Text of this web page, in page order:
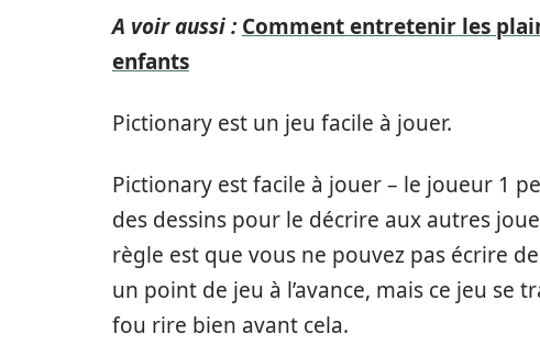
A voir aussi : Comment entretenir les
enfants
Pictionary est un jeu facile à jouer.
Pictionary est facile à jouer – le joueur 1
des dessins pour le décrire aux autres
règle est que vous ne pouvez pas écrire
un point de jeu à l’avance, mais ce jeu
fou rire bien avant cela.